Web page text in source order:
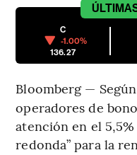
C
-1.00%
136.27
Bloomberg —
operadores de
atención en el
redonda” para la